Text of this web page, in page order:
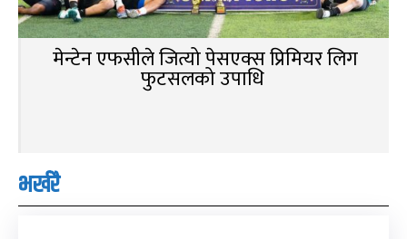
मेन्टेन एफसीले जित्यो पेसएक्स प्रिमियर लिग
फुटसलको उपाधि
भर्खरै